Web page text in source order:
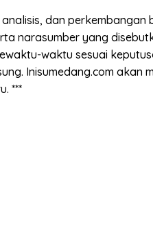
dan perkembangan
narasumber yang
waktu sesuai
Inisumedang.com akan
***